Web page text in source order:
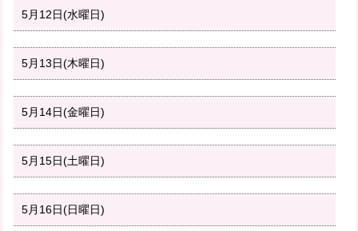
5月12日(水曜日)
5月13日(木曜日)
5月14日(金曜日)
5月15日(土曜日)
5月16日(日曜日)